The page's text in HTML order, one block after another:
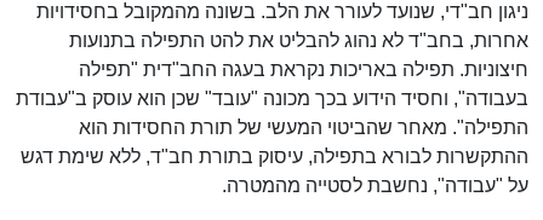
ניגון חב"די, שנועד לעורר את הלב. בשונה מהמקובל בחסידויות
אחרות, בחב"ד לא נהוג להבליט את להט התפילה בתנועות
חיצוניות. תפילה באריכות נקראת בעגה החב"דית "תפילה
בעבודה", וחסיד הידוע בכך מכונה "עובד" שכן הוא עוסק ב"עבודת
התפילה". מאחר שהביטוי המעשי של תורת החסידות הוא
ההתקשרות לבורא בתפילה, עיסוק בתורת חב"ד, ללא שימת דגש
על "עבודה", נחשבת לסטייה מהמטרה.